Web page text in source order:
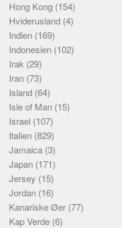
Hong Kong (154)
Hviderusland (4)
Indien (169)
Indonesien (102)
Irak (29)
Iran (73)
Island (64)
Isle of Man (15)
Israel (107)
Italien (829)
Jamaica (3)
Japan (171)
Jersey (15)
Jordan (16)
Kanariske Øer (77)
Kap Verde (6)